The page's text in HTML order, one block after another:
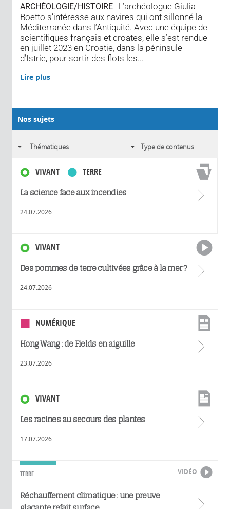
ARCHÉOLOGIE/HISTOIRE
L’archéologue Giulia
Boetto s’intéresse aux navires qui ont sillonné la
Méditerranée dans l’Antiquité. Avec une équipe de
scientifiques français et croates, elle s’est rendue
en juillet 2023 en Croatie, dans la péninsule
d’Istrie, pour sortir des flots les...
Lire plus
Nos sujets
VIVANT TERRE
La science face aux incendies
24.07.2026
VIVANT
Des pommes de terre cultivées grâce à la mer ?
24.07.2026
NUMÉRIQUE
Hong Wang : de Fields en aiguille
23.07.2026
VIVANT
Les racines au secours des plantes
17.07.2026
TERRE VIDÉO
Réchauffement climatique : une preuve